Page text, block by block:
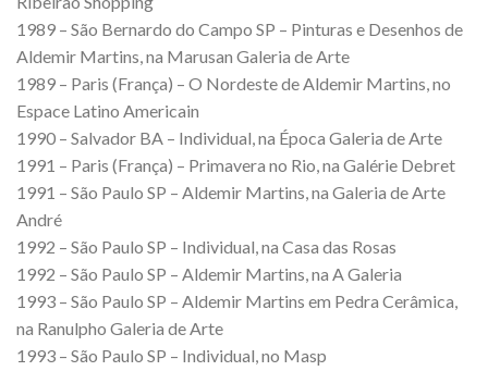
1989 – São Bernardo do Campo SP – Pinturas e Desenhos de
Aldemir Martins, na Marusan Galeria de Arte
1989 – Paris (França) – O Nordeste de Aldemir Martins, no
Espace Latino Americain
1990 – Salvador BA – Individual, na Época Galeria de Arte
1991 – Paris (França) – Primavera no Rio, na Galérie Debret
1991 – São Paulo SP – Aldemir Martins, na Galeria de Arte
André
1992 – São Paulo SP – Individual, na Casa das Rosas
1992 – São Paulo SP – Aldemir Martins, na A Galeria
1993 – São Paulo SP – Aldemir Martins em Pedra Cerâmica,
na Ranulpho Galeria de Arte
1993 – São Paulo SP – Individual, no Masp